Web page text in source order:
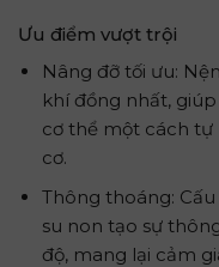
Ưu điểm vượt trội
Nâng đỡ tối ưu:
khí đồng nhất,
cơ thể một cách tự
cơ.
Thông thoáng:
su non tạo sự
độ, mang lại cảm